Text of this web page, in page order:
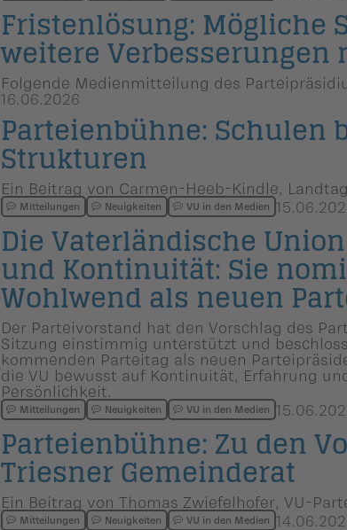
Fristenlö­sung: Mögliche
weitere Verbesse­rungen
Folgende Medienmitteilung des
16.06.2026
Parteien­bühne: Schulen
Strukturen
Ein Beitrag von Carmen-Heeb-Kindle,
Mitteilungen Neuigkeiten VU in den Medien
Die Vaterlän­di­sche
und Kontinuität: Sie
Wohlwend als neuen
Der Parteivorstand hat den Vorschlag des
Sitzung einstimmig unterstützt und
kommenden Parteitag als neuen
die VU bewusst auf Kontinuität, Erfahrung
Persönlichkeit.
Mitteilungen Neuigkeiten VU in den Medien
Parteien­bühne: Zu den
Triesner Gemeinderat
Ein Beitrag von Thomas Zwiefelhofer, VU-
Mitteilungen Neuigkeiten VU in den Medien